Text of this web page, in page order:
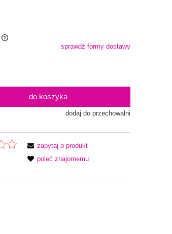
sprawdź formy dostawy
do koszyka
dodaj do przechowalni
zapytaj o produkt
poleć znajomemu